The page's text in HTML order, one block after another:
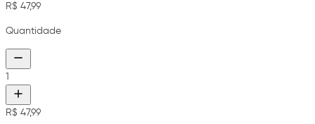
R$ 47,99
Quantidade
1
R$ 47,99